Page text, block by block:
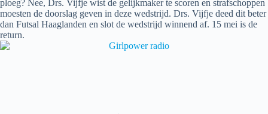
ploeg? Nee, Drs. Vijfje wist de gelijkmaker te scoren en strafschoppen
moesten de doorslag geven in deze wedstrijd. Drs. Vijfje deed dit beter
dan Futsal Haaglanden en slot de wedstrijd winnend af. 15 mei is de
return.